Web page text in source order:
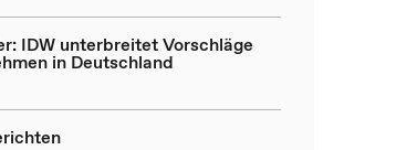
IDW unterbreitet Vorschläge
in Deutschland